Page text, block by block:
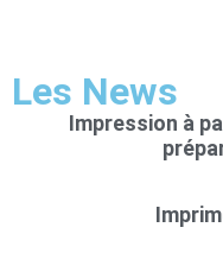
Les News
Impression à